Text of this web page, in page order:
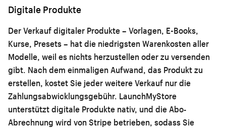
Digitale Produkte
Der Verkauf digitaler Produkte – Vorlagen, E-Books,
Kurse, Presets – hat die niedrigsten Warenkosten aller
Modelle, weil es nichts herzustellen oder zu versenden
gibt. Nach dem einmaligen Aufwand, das Produkt zu
erstellen, kostet Sie jeder weitere Verkauf nur die
Zahlungsabwicklungsgebühr. LaunchMyStore
unterstützt digitale Produkte nativ, und die Abo-
Abrechnung wird von Stripe betrieben, sodass Sie